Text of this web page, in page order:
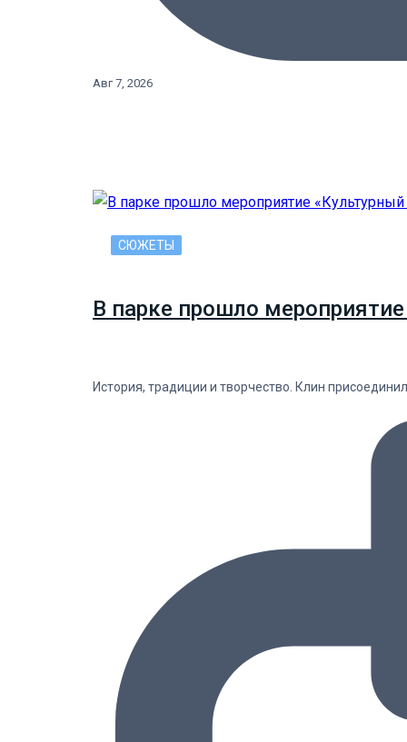
Авг 7, 2026
СЮЖЕТЫ
В парке прошло
История, традиции и творчество. Клин